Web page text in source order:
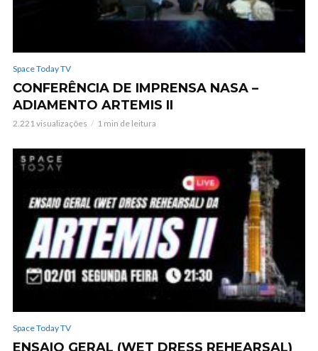
Space Today TV
CONFERÊNCIA DE IMPRENSA NASA –
ADIAMENTO ARTEMIS II
2.221 visualizações 1 min de leitura
Space Today TV
ENSAIO GERAL (WET DRESS REHEARSAL)